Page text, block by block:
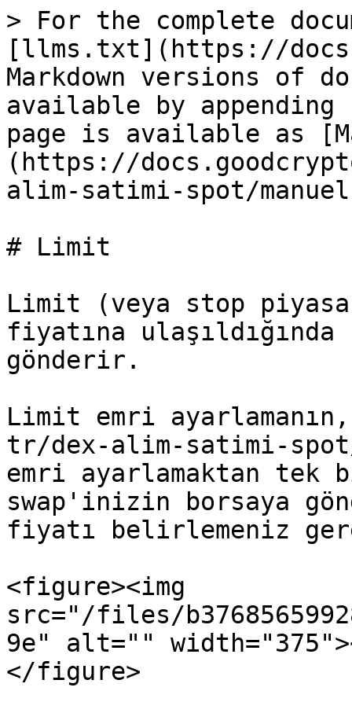
> For the complete
[llms.txt](https://
Markdown versions of
available by
page is available as
(https://
alim-satimi-spot/
# Limit
Limit (veya stop
fiyatına
gönderir.
Limit emri
tr/dex-alim-satimi-spot/
emri ayarlamaktan
swap'inizin borsaya
fiyatı belirlemeniz
<figure><img
src="/files/
9e" alt=""
</figure>